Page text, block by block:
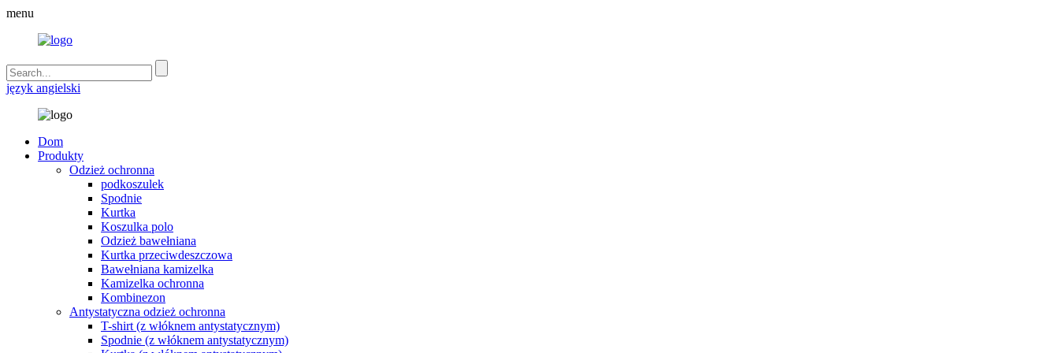
menu
język angielski
Dom
Produkty
Odzież ochronna
podkoszulek
Spodnie
Kurtka
Koszulka polo
Odzież bawełniana
Kurtka przeciwdeszczowa
Bawełniana kamizelka
Kamizelka ochronna
Kombinezon
Antystatyczna odzież ochronna
T-shirt (z włóknem antystatycznym)
Spodnie (z włóknem antystatycznym)